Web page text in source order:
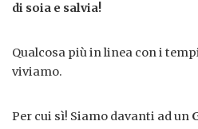
di soia e salvia!
Qualcosa più in linea con i
viviamo.
Per cui sì! Siamo davanti ad un